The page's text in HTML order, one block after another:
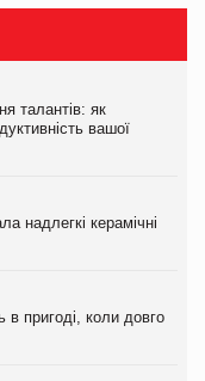
талантів: як
вашої
надлегкі керамічні
в пригоді, коли довго